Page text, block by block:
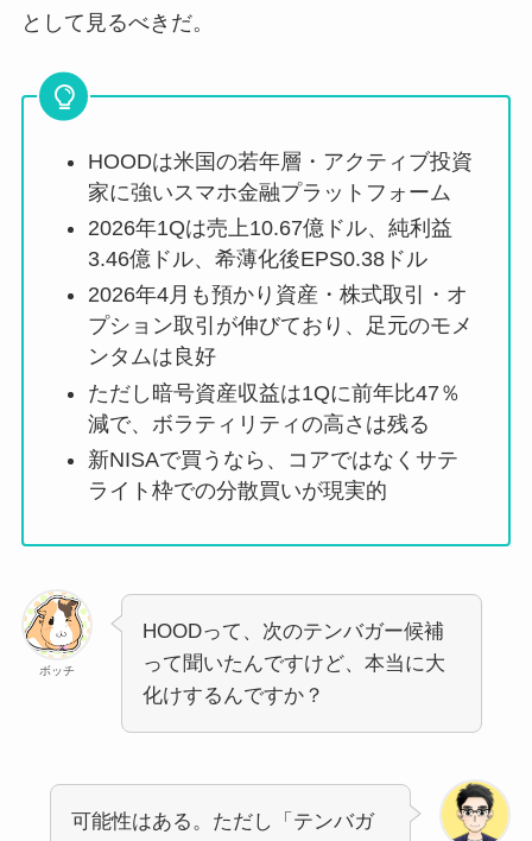
として見るべきだ。
HOODは米国の若年層・アクティブ投資
家に強いスマホ金融プラットフォーム
2026年1Qは売上10.67億ドル、純利益
3.46億ドル、希薄化後EPS0.38ドル
2026年4月も預かり資産・株式取引・オ
プション取引が伸びており、足元のモメ
ンタムは良好
ただし暗号資産収益は1Qに前年比47％
減で、ボラティリティの高さは残る
新NISAで買うなら、コアではなくサテ
ライト枠での分散買いが現実的
ボッチ
HOODって、次のテンバガー候補
って聞いたんですけど、本当に大
化けするんですか？
可能性はある。ただし「テンバガ